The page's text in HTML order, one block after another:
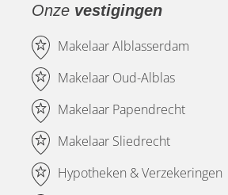
Onze vestigingen
Makelaar Alblasserdam
Makelaar Oud-Alblas
Makelaar Papendrecht
Makelaar Sliedrecht
Hypotheken & Verzekeringen